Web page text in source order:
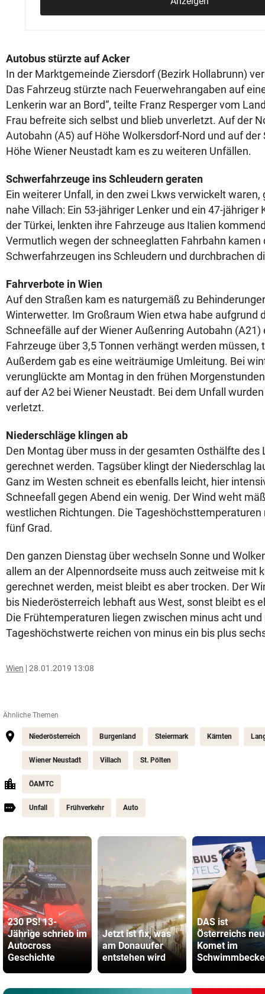
Autobus stürzte auf Acker
In der Marktgemeinde Ziersdorf (Bezirk Hollabrunn)
Das Fahrzeug stürzte nach Feuerwehrangaben auf
Lenkerin war an Bord“, teilte Franz Resperger vom
Frau befreite sich selbst und blieb unverletzt. Auf der
Autobahn (A5) auf Höhe Wolkersdorf-Nord und auf
Höhe Wiener Neustadt kam es zu weiteren Unfällen.
Schwerfahrzeuge ins Schleudern geraten
Ein weiterer Unfall, in den zwei Lkws verwickelt waren,
nahe Villach: Ein 53-jähriger Lenker und ein 47-jähriger
der Türkei, lenkten ihre Fahrzeuge aus Italien
Vermutlich wegen der schneeglatten Fahrbahn kamen
Schwerfahrzeugen ins Schleudern und durchbrachen
Fahrverbote in Wien
Auf den Straßen kam es naturgemäß zu
Winterwetter. Im Großraum Wien etwa habe aufgrund
Schneefälle auf der Wiener Außenring Autobahn (A21)
Fahrzeuge über 3,5 Tonnen verhängt werden müssen,
Außerdem gab es eine weiträumige Umleitung. Bei
verunglückte am Montag in den frühen
auf der A2 bei Wiener Neustadt. Bei dem Unfall
verletzt.
Niederschläge klingen ab
Den Montag über muss in der gesamten Osthälfte des
gerechnet werden. Tagsüber klingt der Niederschlag
Ganz im Westen schneit es ebenfalls leicht, hier
Schneefall gegen Abend ein wenig. Der Wind weht
westlichen Richtungen. Die Tageshöchsttemperaturen
fünf Grad.
Den ganzen Dienstag über wechseln Sonne und
allem an der Alpennordseite muss auch zeitweise mit
gerechnet werden, meist bleibt es aber trocken. Der
bis Niederösterreich lebhaft aus West, sonst bleibt es
Die Frühtemperaturen liegen zwischen minus acht und
Tageshöchstwerte reichen von minus ein bis plus
Wien 28.01.2019 13:08
Ähnliche Themen
Niederösterreich Burgenland Steiermark Kärnten
Wiener Neustadt Villach St. Pölten
ÖAMTC
Unfall Frühverkehr Auto
230 PS! 13-
Jährige schrieb im
Autocross
Geschichte
Jetzt ist fix, was
am Donauufer
entstehen wird
DAS ist
Österreichs
Komet im